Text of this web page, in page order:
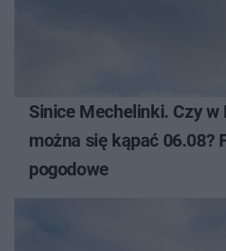
Sinice Mechelinki. Czy
można się kąpać 06.08?
pogodowe